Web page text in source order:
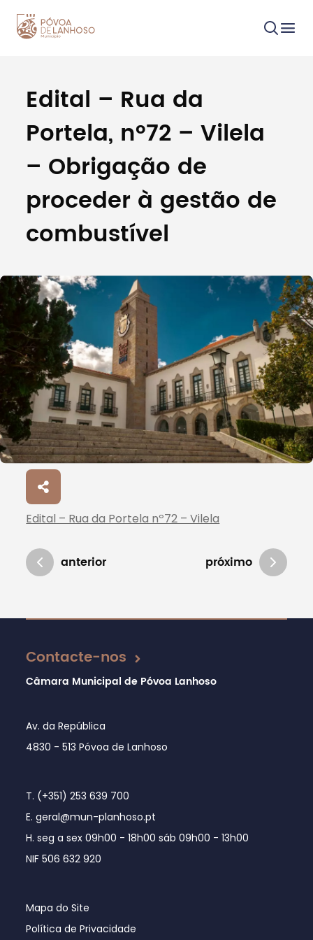
Procurar
Tipo de conteúdo
Filtros
Edital – Rua da
Portela, nº72 – Vilela
– Obrigação de
proceder à gestão de
combustível
Edital – Rua da Portela nº72 – Vilela
anterior próximo
Atualizado em 16/04/2026
Contacte-nos
Câmara Municipal de Póvoa Lanhoso
Av. da República
4830 - 513 Póvoa de Lanhoso
T. (+351) 253 639 700
E. geral@mun-planhoso.pt
H. seg a sex 09h00 - 18h00 sáb 09h00 - 13h00
NIF 506 632 920
Mapa do Site
Política de Privacidade